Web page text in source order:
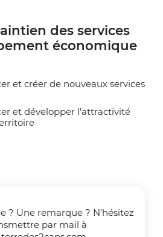
des services
économique
et créer de nouveaux services
et développer l’attractivité
? Une remarque ? N’hésitez
par mail à